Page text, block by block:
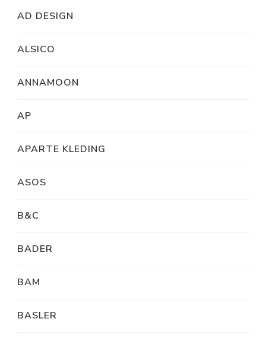
AD DESIGN
ALSICO
ANNAMOON
AP
APARTE KLEDING
ASOS
B&C
BADER
BAM
BASLER